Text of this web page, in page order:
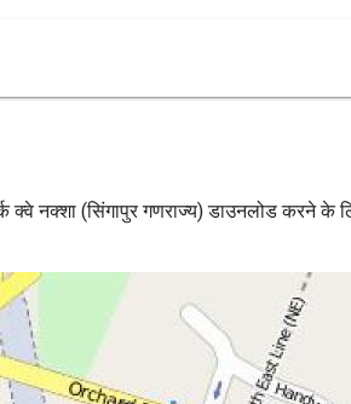
क्वे नक्शा (सिंगापुर गणराज्य) डाउनलोड करने के